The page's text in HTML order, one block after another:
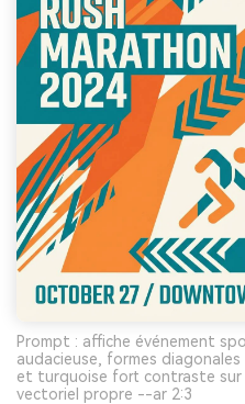
Prompt : affiche événement
audacieuse, formes
et turquoise fort contraste
vectoriel propre --ar 2:3